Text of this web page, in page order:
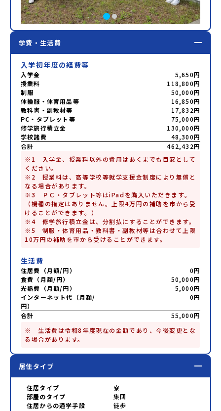
学費・生活費
入学初年度の経費等
入学金
5,650円
授業料
118,800円
制服
50,000円
体操服・体育用品等
16,850円
教科書・副教材等
17,832円
PC・タブレット等
75,000円
修学旅行積立金
130,000円
学校諸費
48,300円
合計
462,432円
※1　入学金、授業料以外の費用はあくまでも目安として
ください。
※2　授業料は、高等学校等就学支援金制度により無償と
なる場合があります。
※3　ＰＣ・タブレット等はiPadを購入いただきます。
（機種の指定はありません。上限4万円の補助を市から受
けることができます。）
※4　修学旅行積立金は、分割払にすることができます。
※5　制服・体育用品・教科書・副教材等は合わせて上限
10万円の補助を市から受けることができます。
生活費
住居費（月額/円）
0円
食費（月額/円）
50,000円
光熱費（月額/円）
5,000円
インターネット代（月額/
円）
0円
合計
55,000円
※　生活費は令和8年度現在の金額であり、今後変更とな
る場合があります。
居住タイプ
住居タイプ
寮
部屋のタイプ
集団
住居からの通学手段
徒歩